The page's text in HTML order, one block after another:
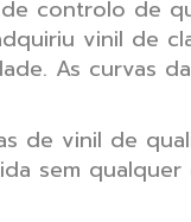
controlo de
vinil de
As curvas
de vinil de
sem